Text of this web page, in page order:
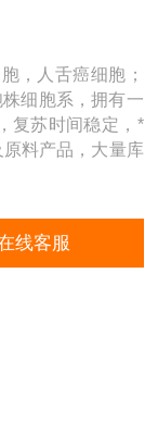
，人舌癌细胞；
细胞系，拥有一
复苏时间稳定，*
料产品，大量库
线客服